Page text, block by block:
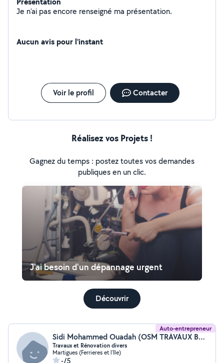
Je n'ai pas encore renseigné ma présentation.
Aucun avis pour l'instant
Voir le profil Contacter
Réalisez vos Projets !
Gagnez du temps : postez toutes vos demandes
publiques en un clic.
J'ai besoin d'un dépannage urgent
Découvrir
Auto-entrepreneur
Sidi Mohammed Ouadah (OSM TRAVAUX BÂTIMENT)
Travaux et Rénovation divers
Martigues (Ferrieres et l'Ile)
-/5